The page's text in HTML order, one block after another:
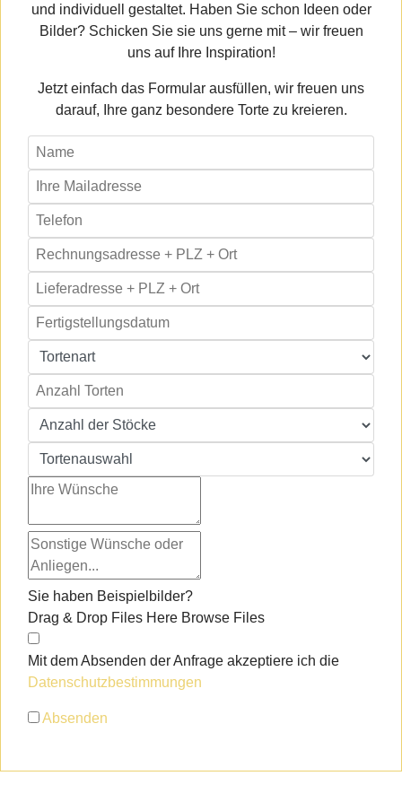
und individuell gestaltet. Haben Sie schon Ideen oder
Bilder? Schicken Sie sie uns gerne mit – wir freuen
uns auf Ihre Inspiration!
Jetzt einfach das Formular ausfüllen, wir freuen uns
darauf, Ihre ganz besondere Torte zu kreieren.
Sie haben Beispielbilder?
Drag & Drop Files Here Browse Files
Mit dem Absenden der Anfrage akzeptiere ich die
Datenschutzbestimmungen
Absenden